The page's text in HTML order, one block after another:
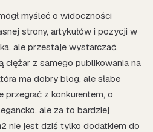
myśleć o widoczności
strony, artykułów i pozycji w
ale przestaje wystarczać.
ciężar z samego publikowania na
ma dobry blog, ale słabe
przegrać z konkurentem, o
ale za to bardziej
nie jest dziś tylko dodatkiem do